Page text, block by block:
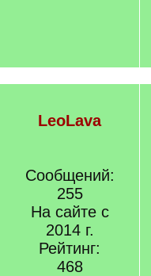
LeoLava
Сообщений:
255
На сайте с
2014 г.
Рейтинг:
468